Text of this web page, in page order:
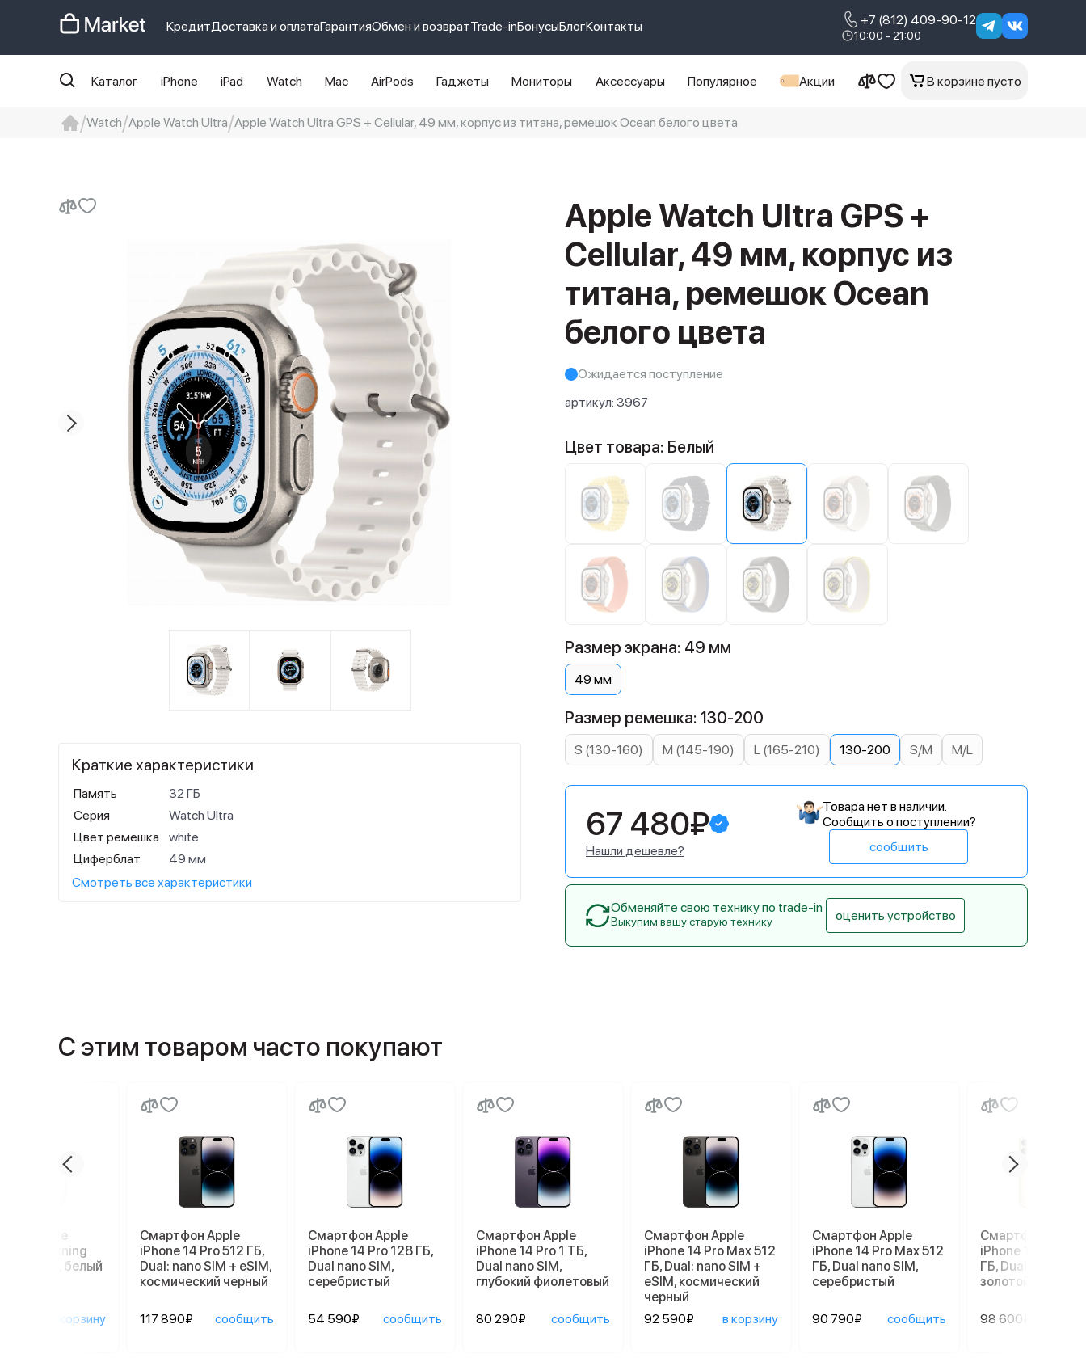
КредитДоставка и оплатаГарантияОбмен и возвратTrade-inБонусыБлогКонтакты +7 (812) 409-90-12
10:00 - 21:00
Каталог iPhone iPad Watch Mac AirPods Гаджеты Мониторы Аксессуары Популярное Акции В корзине пусто
Watch Apple Watch Ultra Apple Watch Ultra GPS + Cellular, 49 мм, корпус из титана, ремешок Ocean белого цвета
Apple Watch Ultra GPS +
Cellular, 49 мм, корпус из
титана, ремешок Ocean
белого цвета
Ожидается поступление
артикул: 3967
Краткие характеристики
Память
32 ГБ
Серия
Watch Ultra
Цвет ремешка
white
Циферблат
49 мм
Смотреть все характеристики
Цвет товара: Белый
Размер экрана: 49 мм
49 мм
Размер ремешка: 130-200
S (130-160) M (145-190) L (165-210) 130-200 S/M M/L
67 480₽
Нашли дешевле?
Товара нет в наличии.
Сообщить о поступлении?
сообщить
Обменяйте свою технику по trade-in
Выкупим вашу старую технику оценить устройство
С этим товаром часто покупают
Apple
3 Lightning
Case, белый
в корзину
Смартфон Apple
iPhone 14 Pro 512 ГБ,
Dual: nano SIM + eSIM,
космический черный
117 890₽ сообщить
Смартфон Apple
iPhone 14 Pro 128 ГБ,
Dual nano SIM,
серебристый
54 590₽ сообщить
Смартфон Apple
iPhone 14 Pro 1 ТБ,
Dual nano SIM,
глубокий фиолетовый
80 290₽ сообщить
Смартфон Apple
iPhone 14 Pro Max 512
ГБ, Dual: nano SIM +
eSIM, космический
черный
92 590₽
в корзину
Смартфон Apple
iPhone 14 Pro Max 512
ГБ, Dual nano SIM,
серебристый
90 790₽ сообщить
Смартфон Apple
iPhone 14 Pro
ГБ, Dual nano SIM,
золотой
98 600₽